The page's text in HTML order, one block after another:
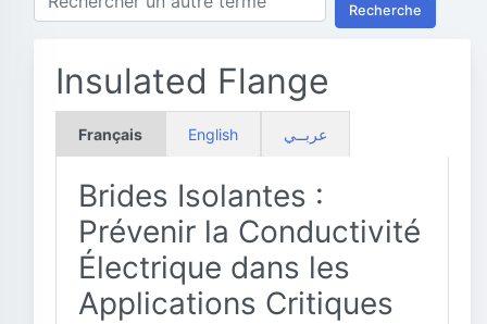
Recherche
Insulated Flange
Français English عربــي
Brides Isolantes :
Prévenir la Conductivité
Électrique dans les
Applications Critiques